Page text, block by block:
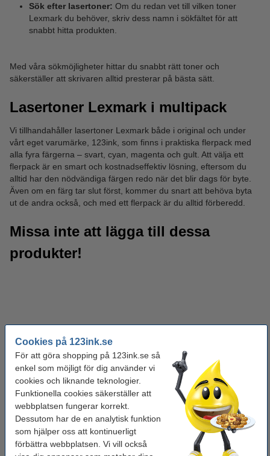
Cookies på 123ink.se
För att göra shopping på 123ink.se så
enkel som möjligt för dig använder vi
cookies och liknande teknologier.
Funktionella cookies säkerställer att
webbplatsen fungerar korrekt.
Dessutom har de en analytisk funktion
som hjälper oss att kontinuerligt
förbättra webbplatsen. Vi vill också
Sök efter lasertoner: Om du redan vet till vilken toner
Lexmark du behöver, skriv dess namn i sökfältet för att
snabbt hitta produkten.
Med våra sökmöjligheter hittar du snabbt rätt toner och
säkerställer att skrivaren alltid presterar på bästa sätt.
Lasertoner Lexmark i multipack
Vi tillhandahåller lasertoner Lexmark både i original och under
vårt eget varumärke, 123ink, som finns i praktiska flerpack med
alla fyra färgerna – svart, cyan, magenta och gult. Att välja ett
flerpack är en smart och kostnadseffektiv lösning, eftersom du
alltid har den nödvändiga färgen redo när det blir dags för byte.
Även om en färg tar slut först, kommer du snart att behöva byta
ut de andra också, och med ett flerpack är du alltid förberedd.
Missa inte att lägga till dessa
produkter!